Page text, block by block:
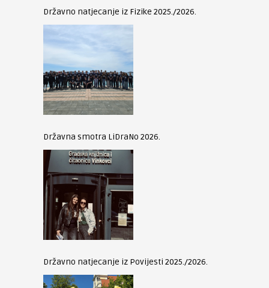
Državno natjecanje iz Fizike 2025./2026.
Državna smotra LiDraNo 2026.
Državno natjecanje iz Povijesti 2025./2026.